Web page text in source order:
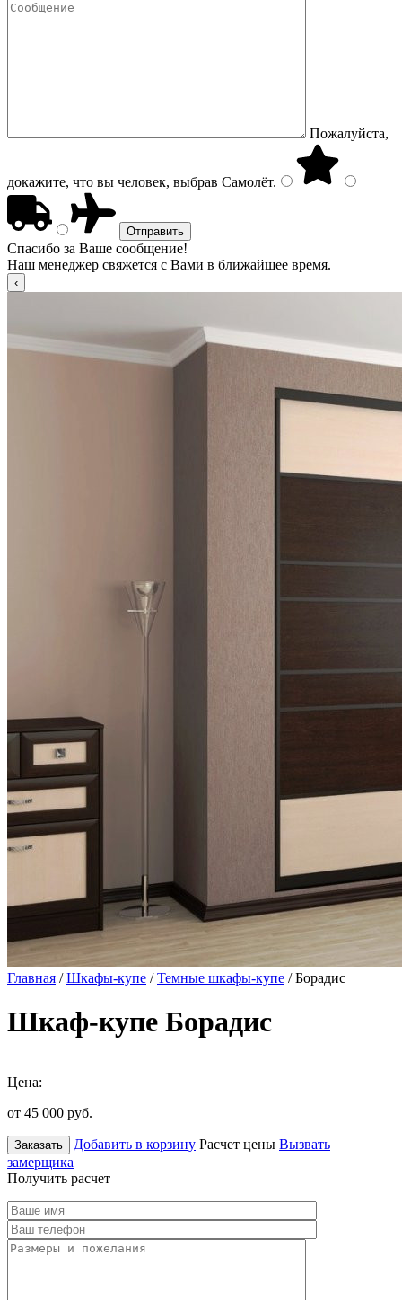
Пожалуйста,
докажите, что вы человек, выбрав Самолёт.
Спасибо за Ваше сообщение!
Наш менеджер свяжется с Вами в ближайшее время.
Главная /Шкафы-купе /Темные шкафы-купе / Борадис
Шкаф-купе Борадис
Цена:
от 45 000 руб.
Заказать Добавить в корзину Расчет цены Вызвать
замерщика
Получить расчет